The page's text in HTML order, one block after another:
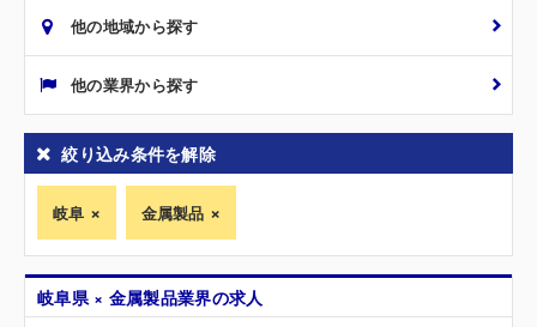
他の地域から探す
他の業界から探す
絞り込み条件を解除
岐阜 金属製品
岐阜県 × 金属製品業界の求人